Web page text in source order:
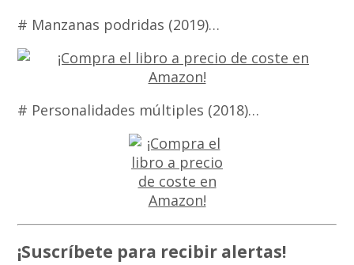
# Manzanas podridas (2019)…
# Personalidades múltiples (2018)…
¡Suscríbete para recibir alertas!